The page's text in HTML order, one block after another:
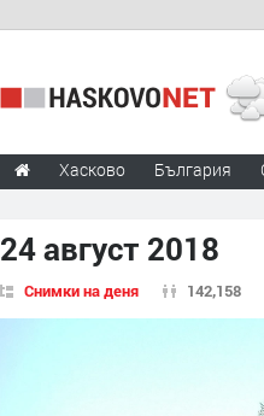
Хасково България
24 август 2018
Снимки на деня 142,158